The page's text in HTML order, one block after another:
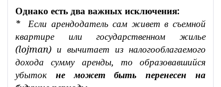
Однако есть два важных исключения:
* Если арендодатель сам живет в съемной
квартире или государственном жилье
(lojman) и вычитает из налогооблагаемого
дохода сумму аренды, то образовавшийся
убыток не может быть перенесен на